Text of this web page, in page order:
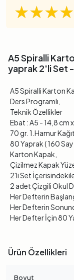
A5 Spiralli
yaprak 2'li Set
A5 Spiralli Karton
Ders Programlı,
Teknik Özellikler
Ebat : A5 - 14,8 cm
70 gr. 1.Hamur Kağıt,
80 Yaprak ( 160
Karton Kapak,
Çizilmez Kapak
2'li Set
2 adet Çizgili Okul
Her Defterin
Her Defterin
Her Defter İçin 80
Ürün Özellikleri
Boyut